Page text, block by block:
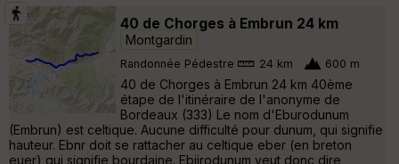
40 de Chorges à Embrun 24 km
Montgardin
Randonnée Pédestre 24 km 600 m
40 de Chorges à Embrun 24 km 40ème
étape de l'itinéraire de l'anonyme de
Bordeaux (333) Le nom d'Eburodunum
(Embrun) est celtique. Aucune difficulté pour dunum, qui signifie
hauteur. Ebnr doit se rattacher au celtique eber (en breton
euer) qui signifie bourdaine. Ebiirodunum veut donc dire